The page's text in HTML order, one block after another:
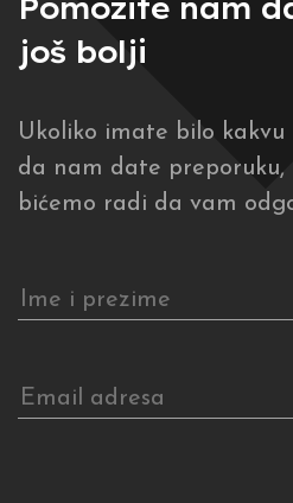
Pomozite nam
još bolji
Ukoliko imate bilo
da nam date preporuku,
bićemo radi da vam